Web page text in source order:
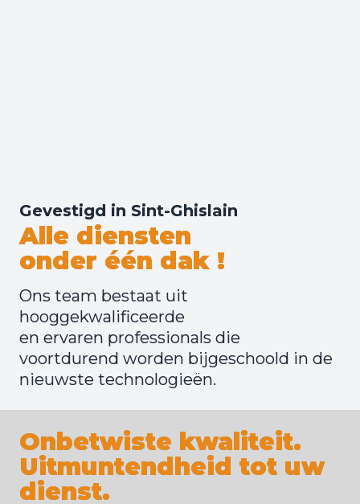
Gevestigd in Sint-Ghislain
Alle diensten
onder één dak !
Ons team bestaat uit
hooggekwalificeerde
en ervaren professionals die
voortdurend worden bijgeschoold in de
nieuwste technologieën.
Onbetwiste kwaliteit.
Uitmuntendheid tot uw
dienst.